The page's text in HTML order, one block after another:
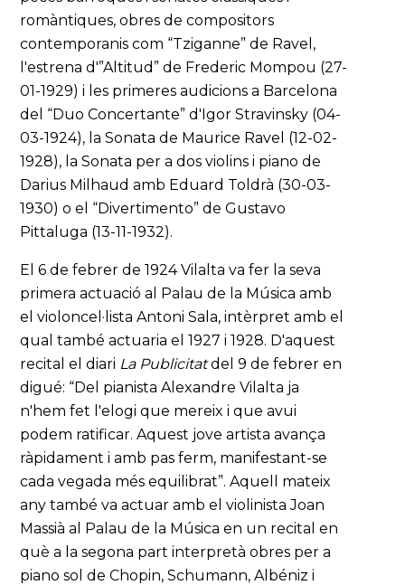
romàntiques, obres de compositors
contemporanis com “Tziganne” de Ravel,
l'estrena d'”Altitud” de Frederic Mompou (27-
01-1929) i les primeres audicions a Barcelona
del “Duo Concertante” d'Igor Stravinsky (04-
03-1924), la Sonata de Maurice Ravel (12-02-
1928), la Sonata per a dos violins i piano de
Darius Milhaud amb Eduard Toldrà (30-03-
1930) o el “Divertimento” de Gustavo
Pittaluga (13-11-1932).
El 6 de febrer de 1924 Vilalta va fer la seva
primera actuació al Palau de la Música amb
el violoncel·lista Antoni Sala, intèrpret amb el
qual també actuaria el 1927 i 1928. D'aquest
recital el diari La Publicitatdel 9 de febrer en
digué: “Del pianista Alexandre Vilalta ja
n'hem fet l'elogi que mereix i que avui
podem ratificar. Aquest jove artista avança
ràpidament i amb pas ferm, manifestant-se
cada vegada més equilibrat”. Aquell mateix
any també va actuar amb el violinista Joan
Massià al Palau de la Música en un recital en
què a la segona part interpretà obres per a
piano sol de Chopin, Schumann, Albéniz i